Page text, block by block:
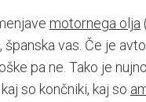
motornega olja
vas. Če je
pa ne. Tako je
so končniki, kaj so